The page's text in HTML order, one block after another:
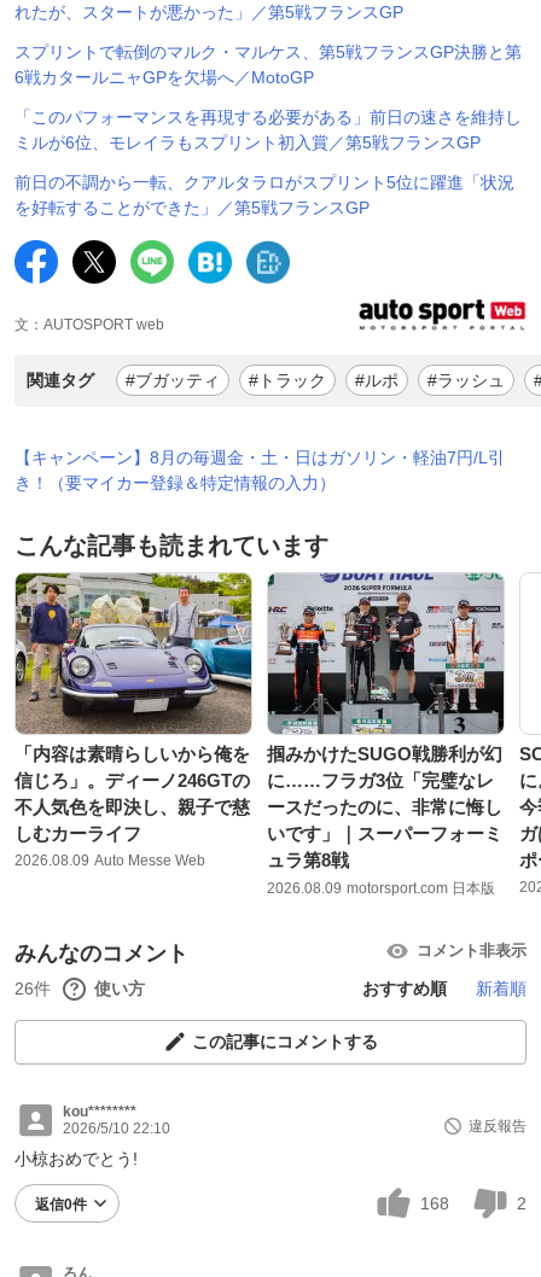
れたが、スタートが悪かった」／第5戦フランスGP
スプリントで転倒のマルク・マルケス、第5戦フランスGP決勝と第
6戦カタールニャGPを欠場へ／MotoGP
「このパフォーマンスを再現する必要がある」前日の速さを維持し
ミルが6位、モレイラもスプリント初入賞／第5戦フランスGP
前日の不調から一転、クアルタラロがスプリント5位に躍進「状況
を好転することができた」／第5戦フランスGP
文：AUTOSPORT web
関連タグ #ブガッティ #トラック #ルポ #ラッシュ
【キャンペーン】8月の毎週金・土・日はガソリン・軽油7円/L引
き！（要マイカー登録＆特定情報の入力）
こんな記事も読まれています
「内容は素晴らしいから俺を
信じろ」。ディーノ246GTの
不人気色を即決し、親子で慈
しむカーライフ
2026.08.09 Auto Messe Web
掴みかけたSUGO戦勝利が幻
に……フラガ3位「完璧なレ
ースだったのに、非常に悔し
いです」｜スーパーフォーミ
ュラ第8戦
2026.08.09 motorsport.com 日本版
今
ポ
みんなのコメント コメント非表示
26件 使い方 おすすめ順 新着順
この記事にコメントする
kou********
2026/5/10 22:10
違反報告
小椋おめでとう!
返信0件 168 2
ろん